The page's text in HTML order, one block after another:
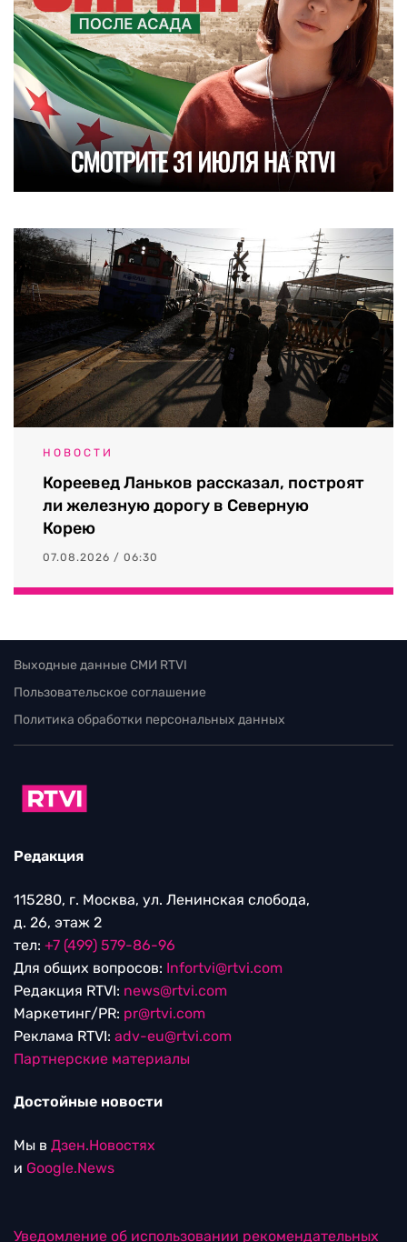
НОВОСТИ
Кореевед Ланьков рассказал, построят
ли железную дорогу в Северную
Корею
07.08.2026 / 06:30
Выходные данные СМИ RTVI
Пользовательское соглашение
Политика обработки персональных данных
Редакция
115280, г. Москва, ул. Ленинская слобода,
д. 26, этаж 2
тел: +7 (499) 579-86-96
Для общих вопросов: Infortvi@rtvi.com
Редакция RTVI: news@rtvi.com
Маркетинг/PR: pr@rtvi.com
Реклама RTVI: adv-eu@rtvi.com
Партнерские материалы
Достойные новости
Мы в Дзен.Новостях
и Google.News
Уведомление об использовании рекомендательных